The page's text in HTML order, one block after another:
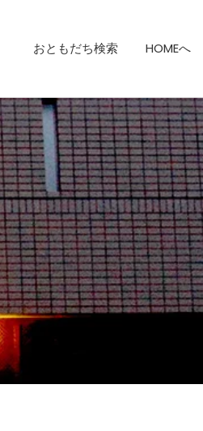
おともだち検索 HOMEへ